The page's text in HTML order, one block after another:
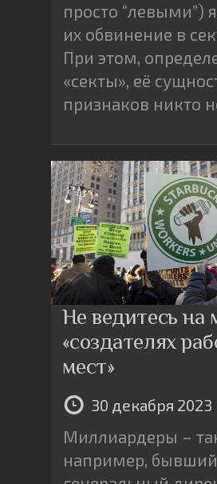
просто “левыми”)
их обвинение в
При этом,
«секты», её
признаков никто
Не ведитесь на
«создателях
мест»
30 декабря 2023
Миллиардеры –
например, бывший